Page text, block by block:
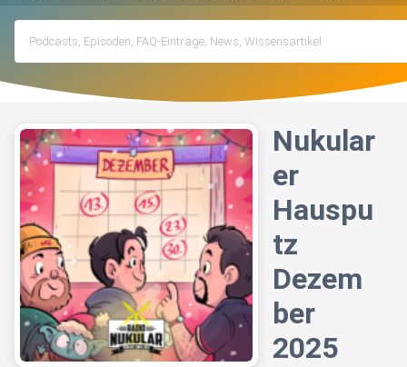
Nukular
er
Hauspu
tz
Dezem
ber
2025